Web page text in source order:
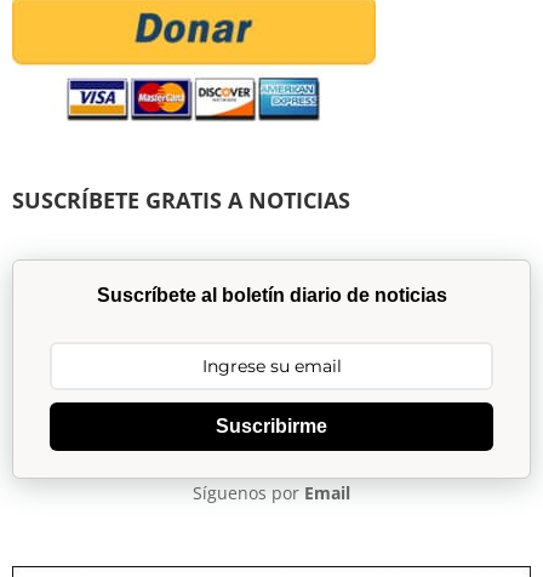
SUSCRÍBETE GRATIS A NOTICIAS
Suscríbete al boletín diario de noticias
Suscribirme
Síguenos por Email